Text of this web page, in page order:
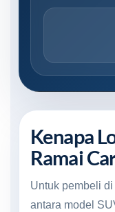
Kenapa
Ramai
Untuk pembeli di
antara model